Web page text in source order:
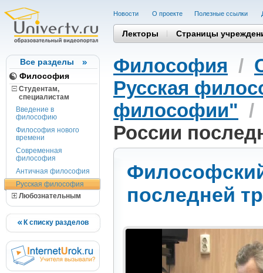
Все разделы
Философия
Студентам,
cпециалистам
Введение в
философию
Философия нового
времени
Современная
философия
Античная философия
Русская философия
Любознательным
К списку разделов
Новости О проекте Полезные cсылки
Лекторы Страницы
Философия /
Русская
философии"
России
последней